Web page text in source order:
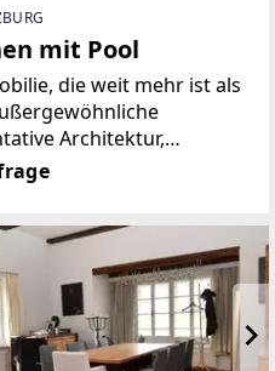
mit Pool
die weit mehr ist als
Architektur,
ein einzigartiges
Eingebettet in